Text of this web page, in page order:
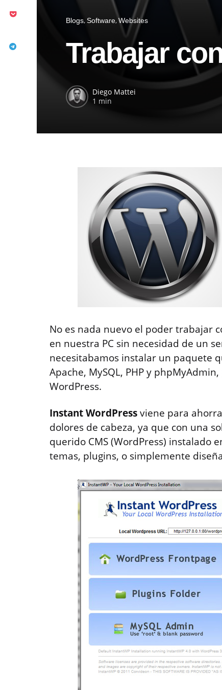
Blogs Software Websites
Trabajar
Diego Mattei
1 min
No es nada nuevo el poder trabajar
en nuestra PC sin necesidad de un
necesitabamos instalar un paquete
Apache, MySQL, PHP y
WordPress.
Instant WordPressviene para
dolores de cabeza, ya que con una
querido CMS (WordPress) instalado
temas, plugins, o simplemente